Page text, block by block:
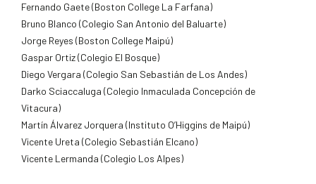
Fernando Gaete (Boston College La Farfana)
Bruno Blanco (Colegio San Antonio del Baluarte)
Jorge Reyes (Boston College Maipú)
Gaspar Ortiz (Colegio El Bosque)
Diego Vergara (Colegio San Sebastián de Los Andes)
Darko Sciaccaluga (Colegio Inmaculada Concepción de
Vitacura)
Martín Álvarez Jorquera (Instituto O’Higgins de Maipú)
Vicente Ureta (Colegio Sebastián Elcano)
Vicente Lermanda (Colegio Los Alpes)